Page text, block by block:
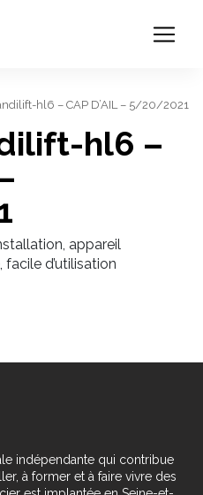
hl6 – CAP D’AIL – 5/20/2021
hl6 –
appareil
d’utilisation
indépendante qui contribue
à former et à faire vivre des